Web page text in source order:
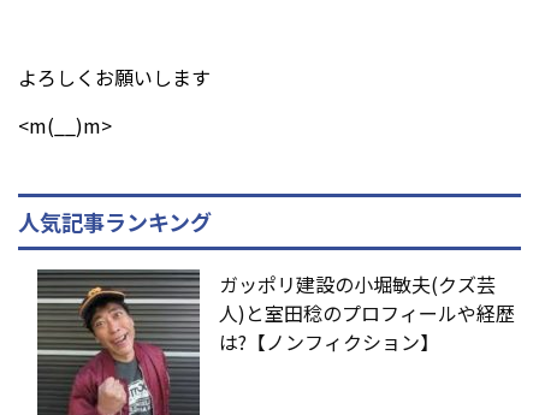
よろしくお願いします
<m(__)m>
人気記事ランキング
ガッポリ建設の小堀敏夫(クズ芸
人)と室田稔のプロフィールや経歴
は?【ノンフィクション】